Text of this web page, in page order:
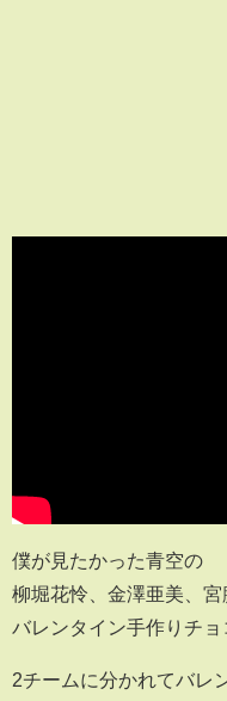
僕が見たかった青空の
柳堀花怜、金澤亜美、
バレンタイン手作りチ
2チームに分かれてバレ